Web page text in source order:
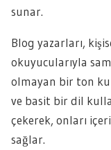
sunar.
Blog yazarları,
okuyucularıyla
olmayan bir ton
ve basit bir dil
çekerek, onları
sağlar.